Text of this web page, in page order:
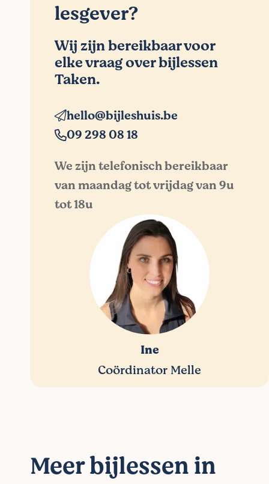
lesgever?
Wij zijn bereikbaar voor
elke vraag over bijlessen
Taken.
hello@bijleshuis.be
09 298 08 18
We zijn telefonisch bereikbaar
van maandag tot vrijdag van 9u
tot 18u
Ine
Coördinator Melle
Meer bijlessen in